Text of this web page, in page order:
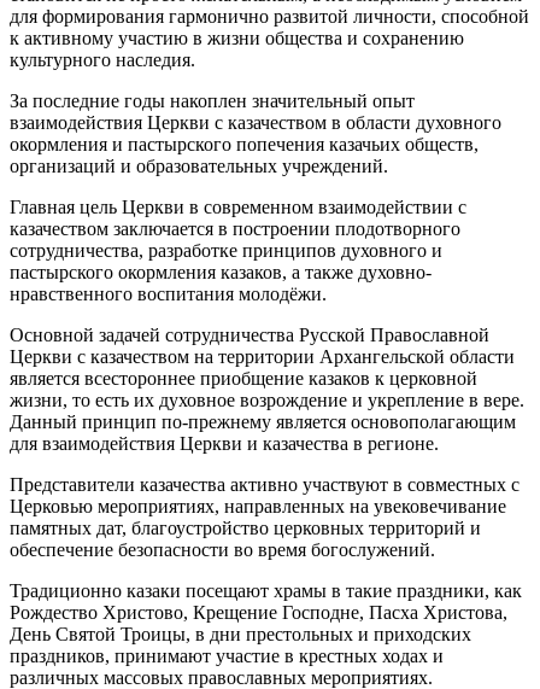
для формирования гармонично развитой личности, способной
к активному участию в жизни общества и сохранению
культурного наследия.
За последние годы накоплен значительный опыт
взаимодействия Церкви с казачеством в области духовного
окормления и пастырского попечения казачьих обществ,
организаций и образовательных учреждений.
Главная цель Церкви в современном взаимодействии с
казачеством заключается в построении плодотворного
сотрудничества, разработке принципов духовного и
пастырского окормления казаков, а также духовно-
нравственного воспитания молодёжи.
Основной задачей сотрудничества Русской Православной
Церкви с казачеством на территории Архангельской области
является всестороннее приобщение казаков к церковной
жизни, то есть их духовное возрождение и укрепление в вере.
Данный принцип по-прежнему является основополагающим
для взаимодействия Церкви и казачества в регионе.
Представители казачества активно участвуют в совместных с
Церковью мероприятиях, направленных на увековечивание
памятных дат, благоустройство церковных территорий и
обеспечение безопасности во время богослужений.
Традиционно казаки посещают храмы в такие праздники, как
Рождество Христово, Крещение Господне, Пасха Христова,
День Святой Троицы, в дни престольных и приходских
праздников, принимают участие в крестных ходах и
различных массовых православных мероприятиях.